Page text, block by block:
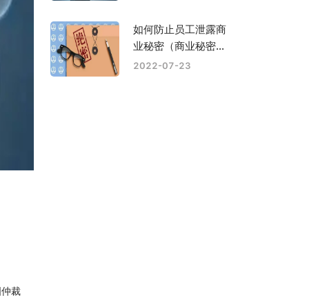
裁
如何防止员工泄露商
业秘密（商业秘密的
构成要件）
2022-07-23